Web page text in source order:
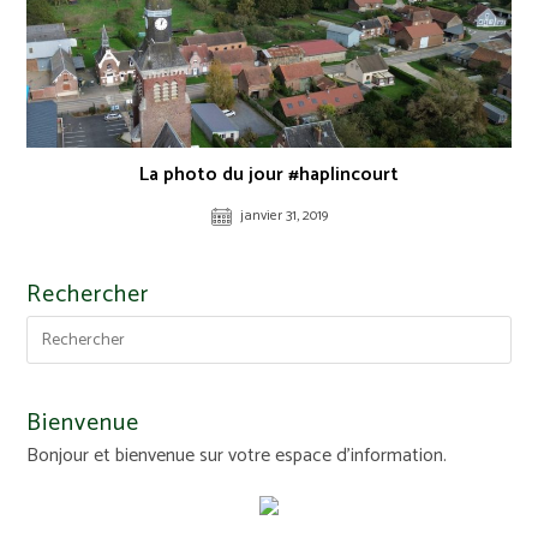
La photo du jour #haplincourt
janvier 31, 2019
Rechercher
Bienvenue
Bonjour et bienvenue sur votre espace d'information.